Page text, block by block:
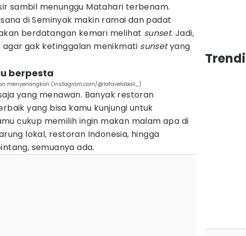
sambil menunggu Matahari terbenam.
di Seminyak makin ramai dan padat
berdatangan kemari melihat sunset. Jadi,
gak ketinggalan menikmati sunsetyang
berpesta
menyenangkan (Instagram.com/@lafavelabali_)
yang menawan. Banyak restoran
yang bisa kamu kunjungi untuk
cukup memilih ingin makan malam apa di
lokal, restoran Indonesia, hingga
semuanya ada.